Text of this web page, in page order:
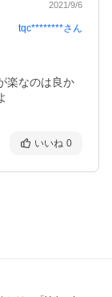
2021/9/6
tqc********さん
楽なのは良か
いいね 0